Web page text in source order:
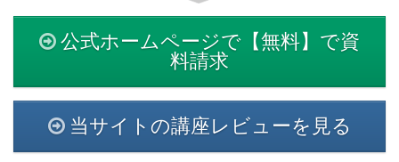
公式ホームページで【無料】で資
料請求
当サイトの講座レビューを見る